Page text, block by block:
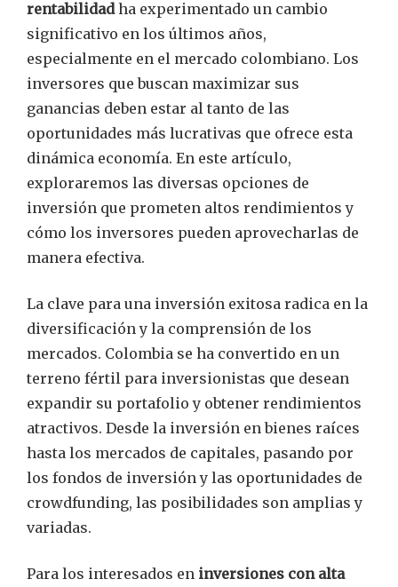
rentabilidadha experimentado un cambio
significativo en los últimos años,
especialmente en el mercado colombiano. Los
inversores que buscan maximizar sus
ganancias deben estar al tanto de las
oportunidades más lucrativas que ofrece esta
dinámica economía. En este artículo,
exploraremos las diversas opciones de
inversión que prometen altos rendimientos y
cómo los inversores pueden aprovecharlas de
manera efectiva.
La clave para una inversión exitosa radica en la
diversificación y la comprensión de los
mercados. Colombia se ha convertido en un
terreno fértil para inversionistas que desean
expandir su portafolio y obtener rendimientos
atractivos. Desde la inversión en bienes raíces
hasta los mercados de capitales, pasando por
los fondos de inversión y las oportunidades de
crowdfunding, las posibilidades son amplias y
variadas.
Para los interesados en inversiones con alta